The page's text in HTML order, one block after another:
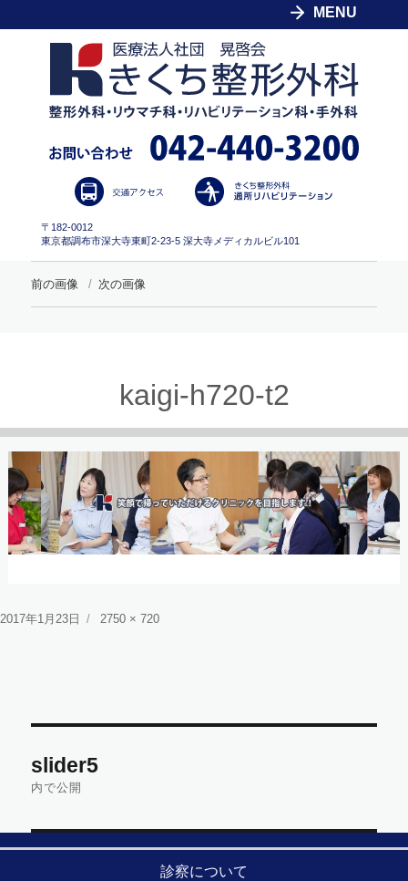
〒182-0012
東京都調布市深大寺東町2-23-5 深大寺メディカルビル101
MENU
前の画像 次の画像
kaigi-h720-t2
投
2017年1月23日
フ
2750 × 720
稿
ナ
ビ
ゲ
slider5
内で公開
診察について